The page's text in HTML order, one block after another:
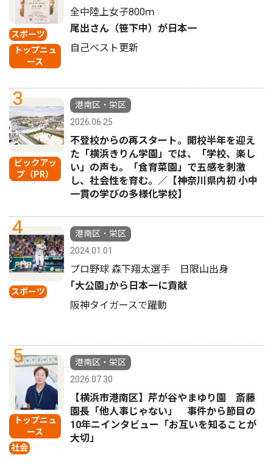
スポーツ
トップニュ
ース
全中陸上女子800ｍ
尾出さん（笹下中）が日本一
自己ベスト更新
3
ピックアッ
プ（PR）
港南区・栄区
2026.06.25
不登校からの再スタート。開校半年を迎え
た「横浜きりん学園」では、「学校、楽し
い」の声も。「食育菜園」で五感を刺激
し、社会性を育む。／【神奈川県内初 小中
一貫の学びの多様化学校】
4
スポーツ
港南区・栄区
2024.01.01
プロ野球 森下翔太選手 日限山出身
｢大公園｣から日本一に貢献
阪神タイガースで躍動
5
トップニュ
ース
社会
港南区・栄区
2026.07.30
【横浜市港南区】芹が谷やまゆり園 斎藤
園長「他人事じゃない」 事件から節目の
10年ニインタビュー「お互いを知ることが
大切」